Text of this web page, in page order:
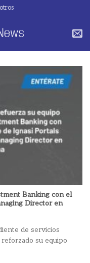
Banking con el
Director en
de servicios
su equipo